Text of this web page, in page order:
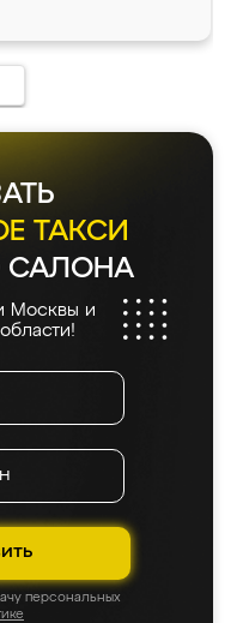
ТАКСИ
САЛОНА
Москвы и
персональных